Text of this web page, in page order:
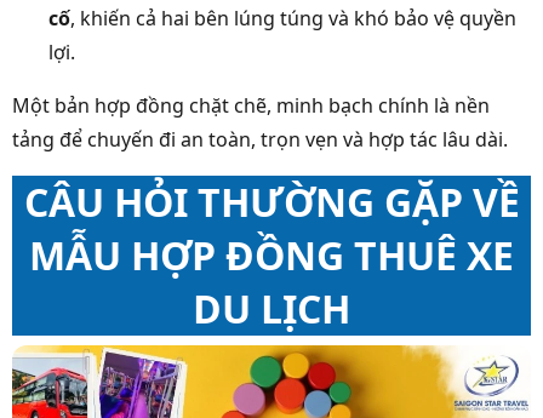
cố, khiến cả hai bên lúng túng và khó bảo vệ quyền
lợi.
Một bản hợp đồng chặt chẽ, minh bạch chính là nền
tảng để chuyến đi an toàn, trọn vẹn và hợp tác lâu dài.
CÂU HỎI THƯỜNG GẶP VỀ
MẪU HỢP ĐỒNG THUÊ XE
DU LỊCH